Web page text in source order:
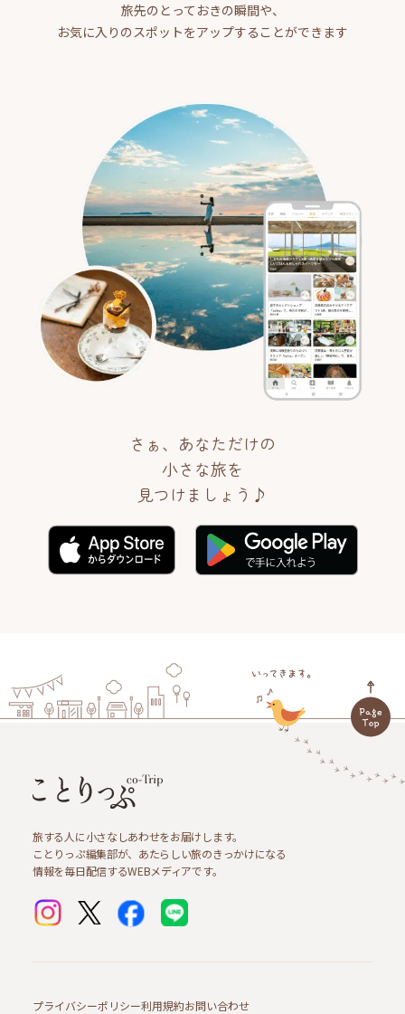
旅先のとっておきの瞬間や、
お気に入りのスポットをアップすることができます
さぁ、あなただけの
小さな旅を
見つけましょう♪
旅する人に小さなしあわせをお届けします。
ことりっぷ編集部が、あたらしい旅のきっかけになる
情報を毎日配信するWEBメディアです。
プライバシーポリシー利用規約お問い合わせ